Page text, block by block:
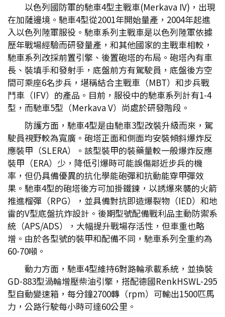
以色列國防軍的馳車4型主戰車(Merkava IV)，出現
在加薩邊境。馳車4型從2001年開始量產，2004年起進
入以色列陸軍服役。馳車系列主戰車是以色列陸軍依據
歷年戰場經驗而研發量產，和其他國家的主戰車相較，
馳車系列改採前置引擎、後置砲塔的布局。砲塔內有車
長、裝填手和發射手，底盤前方有駕駛員，底盤後方空
間可乘座6名步兵，堪稱結合主戰車（MBT）和步兵戰
鬥車（IFV）的產品。目前，服役中的馳車系列計有1-4
型，而馳車5型（Merkava V）尚處於研發階段。
防護方面，馳車4型是由馳車3型改裝升級而來，駕
駛員視野較為寬廣。砲塔正面和側面均安裝傾斜爆炸反
應裝甲（SLERA）。該型裝甲的裝藥量較一般爆炸反應
裝甲（ERA）少，降低引爆時可能誤傷鄰近步兵的機
率，但仍具備優異的抗化學能砲彈和抗動能穿甲彈效
果。馳車4型的砲塔後方可加掛鐵鍊，以誘爆來襲的火箭
推進榴彈（RPG），並具備對抗即造爆裂物（IED）和地
雷的V型底盤抗炸設計。後期型號配備戰利品主動防禦系
統（APS/ADS），大幅提升戰場存活性，但車重也略
增。由於各型號的裝甲和配備不同，馳車系列全重約為
60-70噸。
動力方面，馳車4型維持6對路輪承載系統，並換裝
GD-883型渦輪增壓柴油引擎，搭配德國RenkHSWL-295
型自動變速箱，每分鐘2700轉（rpm）可輸出1500匹馬
力，公路行駛每小時可達60公里。